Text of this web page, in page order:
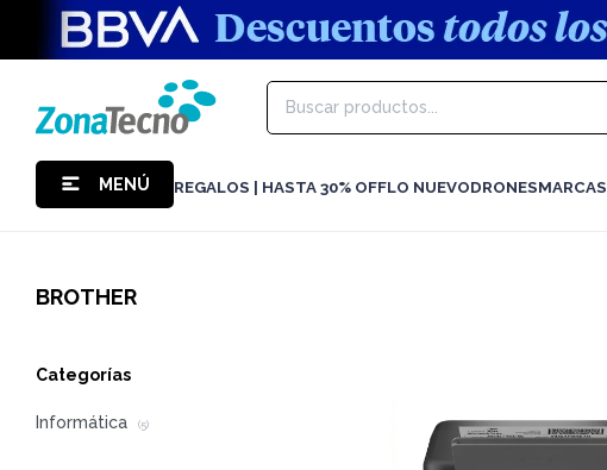
MENÚ REGALOS | HASTA 30% OFFLO NUEVODRONESMARCAS
BROTHER
Categorías
Informática (5)